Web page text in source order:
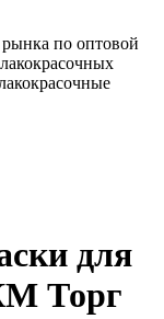
по оптовой
для
Торг